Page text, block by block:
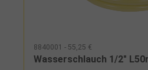
8840001 - 55,25 €
Wasserschlauch 1/2"